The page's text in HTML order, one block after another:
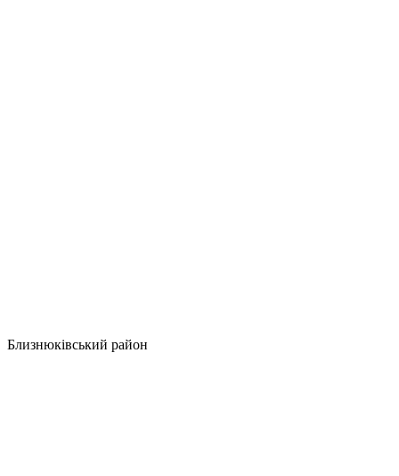
Близнюківський район